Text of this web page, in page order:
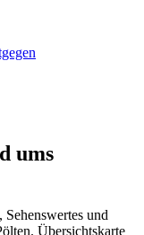
ums
und
Übersichtskarte